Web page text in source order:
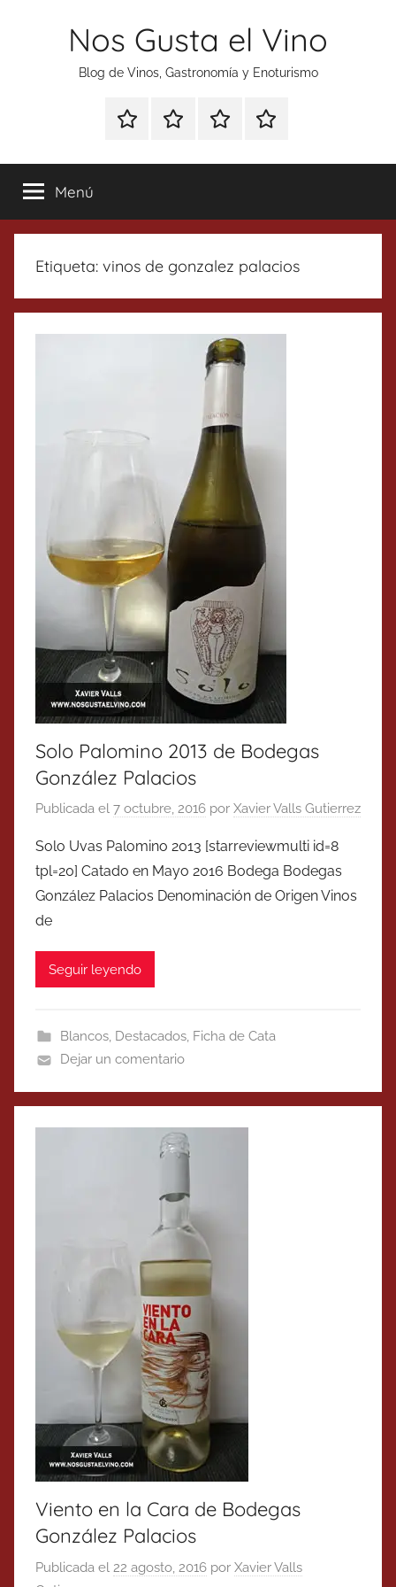
Nos Gusta el Vino
Blog de Vinos, Gastronomía y Enoturismo
Especial
Tonics
Enoturismo
Gastronomía
RankingContacto
Menú
Etiqueta: vinos de gonzalez palacios
Solo Palomino 2013 de Bodegas
González Palacios
Publicada el 7 octubre, 2016 por Xavier Valls Gutierrez
Solo Uvas Palomino 2013 [starreviewmulti id=8
tpl=20] Catado en Mayo 2016 Bodega Bodegas
González Palacios Denominación de Origen Vinos
de
Seguir leyendo
Blancos, Destacados, Ficha de Cata
Dejar un comentario
Viento en la Cara de Bodegas
González Palacios
Publicada el 22 agosto, 2016 por Xavier Valls